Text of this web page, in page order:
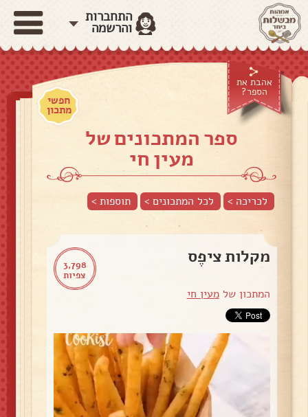
התחברות
והרשמה
אהבת את
הספר?
חפשי
מתכון
ספר המתכונים של
מעין חי
לכריכה > לכל המתכונים > תוספות>
3,798
צפיות
מקלות ציפֶס
המתכון שלמעין חי